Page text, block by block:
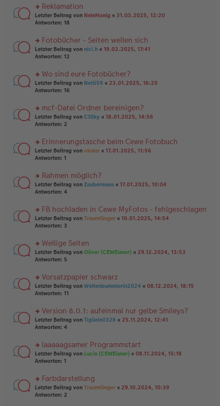
tr
a
g
e
n
er
tr
a
g
n
g
el
e
n
er
tr
a
g
rs
te
n
g
el
e
n
er
tr
a
g
Reklamation
Letzter Beitrag von NeleHonig « 31.03.2025, 12:20
Antworten: 18
rs
te
n
g
el
e
n
er
tr
a
g
Fotobücher - Seiten wellen sich
Letzter Beitrag von nici.h « 19.02.2025, 17:41
Antworten: 12
rs
te
n
g
el
e
n
er
tr
a
g
Wo sind eure Fotobücher?
Letzter Beitrag von Netti59 « 23.01.2025, 16:20
Antworten: 16
rs
te
n
g
el
e
n
er
tr
a
g
mcf-Datei Ordner bereinigen?
Letzter Beitrag von CSSky « 18.01.2025, 14:56
Antworten: 2
rs
te
n
g
el
e
n
er
tr
a
g
Erinnerungstasche beim Cewe Fotobuch
Letzter Beitrag von okular « 17.01.2025, 11:56
Antworten: 1
rs
te
n
g
el
e
n
er
tr
a
g
Rahmen möglich?
Letzter Beitrag von Zaubermaus « 17.01.2025, 10:04
Antworten: 4
rs
te
n
g
el
e
n
er
tr
a
g
FB hochladen in Cewe MyFotos - fehlgeschlagen
Letzter Beitrag von Traumfänger « 10.01.2025, 14:54
Antworten: 3
rs
te
n
g
el
e
n
er
tr
a
g
Wellige Seiten
Letzter Beitrag von Oliver (CEWEianer) « 29.12.2024, 13:53
Antworten: 5
rs
te
n
g
el
e
n
er
tr
a
g
Vorsatzpapier schwarz
Letzter Beitrag von Weltenbummlerin2024 « 08.12.2024, 18:15
Antworten: 11
rs
te
n
g
el
e
n
er
Version 8.0.1: aufeinmal nur gelbe Smileys?
Letzter Beitrag von Tigilein0328 « 25.11.2024, 12:41
Antworten: 4
rs
te
n
g
el
laaaaagsamer Programmstart
Letzter Beitrag von Lucia (CEWEianer) « 08.11.2024, 15:18
Antworten: 1
rs
te
Farbdarstellung
Letzter Beitrag von Traumfänger « 29.10.2024, 10:39
Antworten: 2